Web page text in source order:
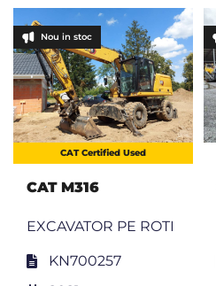
Nou in stoc
CAT Certified Used
CAT M316
EXCAVATOR PE ROTI
KN700257